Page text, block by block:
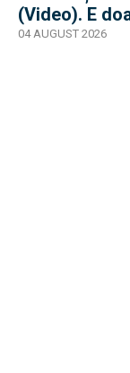
(Video). E
război
04 AUGUST 2026